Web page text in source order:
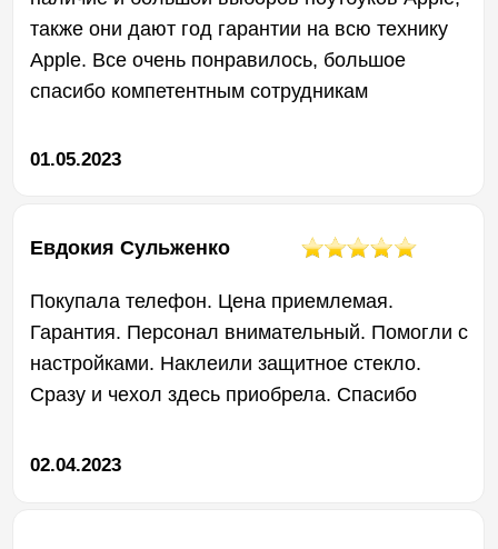
ГАРАНТИЯ НА ВСЮ
качеством нашей продукции
опыт использования для наших
клиентов. Мы уверены, что наша
гарантийная политика защитит вас
от непредвиденных проблем